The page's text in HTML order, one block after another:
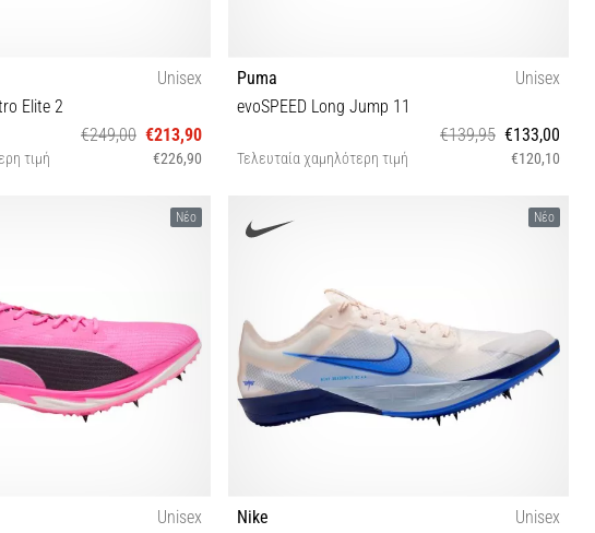
Unisex
Elite 2
€249,00 €213,90
τιμή €226,90
Puma
Unisex
evoSPEED Long Jump 11
€139,95 €133,00
Τελευταία χαμηλότερη τιμή €120,10
Νέο
Unisex
Νέο
Nike
Unisex